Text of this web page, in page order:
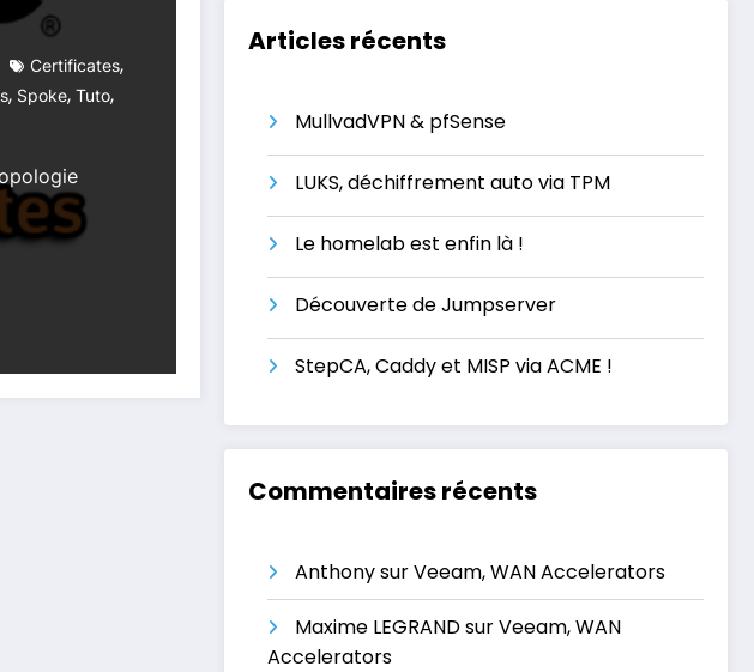
Certificates,
, Spoke, Tuto,
Articles récents
MullvadVPN & pfSense
LUKS, déchiffrement auto via TPM
Le homelab est enfin là !
Découverte de Jumpserver
StepCA, Caddy et MISP via ACME !
Commentaires récents
AnthonysurVeeam, WAN Accelerators
Maxime LEGRANDsurVeeam, WAN
Accelerators